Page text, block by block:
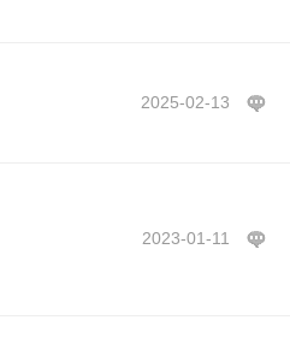
2025-02-13
2023-01-11